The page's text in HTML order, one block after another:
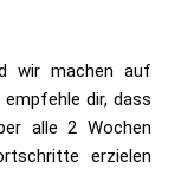
wir machen auf
dir, dass
alle 2 Wochen
erzielen